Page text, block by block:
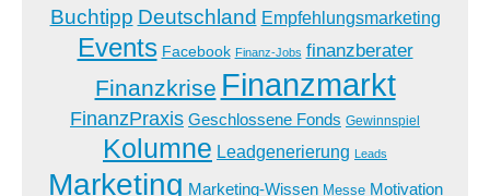
Buchtipp Deutschland Empfehlungsmarketing
Events Facebook Finanz-Jobs finanzberater
Finanzkrise Finanzmarkt
FinanzPraxis Geschlossene Fonds Gewinnspiel
Kolumne Leadgenerierung Leads
Marketing Marketing-Wissen Messe Motivation